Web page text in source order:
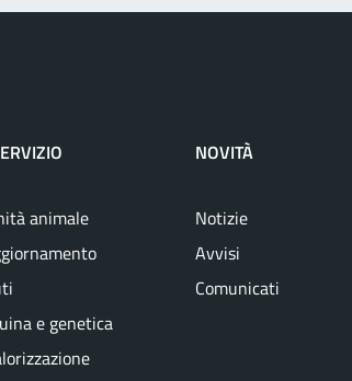
animale
e genetica
NOVITÀ
Notizie
Avvisi
Comunicati